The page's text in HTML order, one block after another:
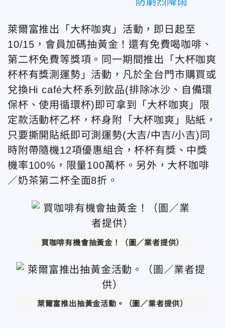
萊爾富推出「大杯咖爽」活動，即日起至
10/15，會員加碼抽黃金！還有免費喝咖啡、
第二杯免費等獎項。同一期間推出「大杯咖爽
杯杯有獎測運勢」活動，凡於全台門市購買或
兌換Hi café大杯系列飲品(排除冰沙、自備環
保杯、使用循環杯)即可拿到「大杯咖爽」限
定款活動杯乙杯，杯身附「大杯咖爽」貼紙，
只要撕開貼紙即可測運勢(大吉/中吉/小吉)同
時附帶隨機12項優惠組合，杯杯有獎、中獎
機率100%，限量100萬杯。另外，大杯咖啡
／奶茶第二杯全面8折。
買咖啡有機會抽黃金！（圖／業者提供）
萊爾富推出抽黃金活動。（圖／業者提供）